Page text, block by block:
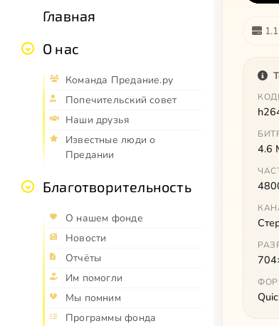
Главная
О нас
Команда Предание.ру
Попечительский совет
Наши друзья
Известные люди о
Предании
Благотворительность
О нашем фонде
Новости
Отчёты
Им помогли
Мы помним
Программы фонда
4.6